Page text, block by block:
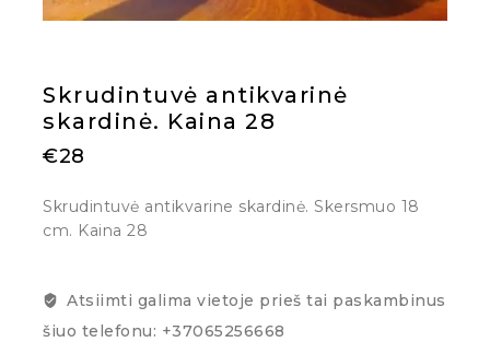
Skrudintuvė antikvarinė
skardinė. Kaina 28
€28
Skrudintuvė antikvarine skardinė. Skersmuo 18
cm. Kaina 28
Atsiimti galima vietoje prieš tai paskambinus
šiuo telefonu: +37065256668